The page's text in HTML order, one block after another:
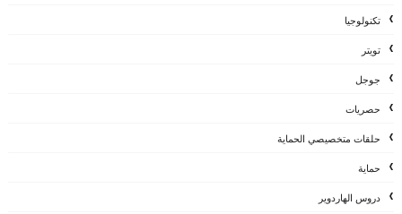
تكنولوجيا
تويتر
جوجل
حصريات
حلقات متخصيصي الحماية
حماية
دروس الهاردوير